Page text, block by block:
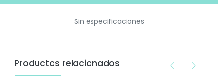
Sin especificaciones
Productos relacionados